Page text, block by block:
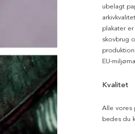
ubelagt
plakater
skovbrug
EU-
Kvalitet
Alle vores
bedes du